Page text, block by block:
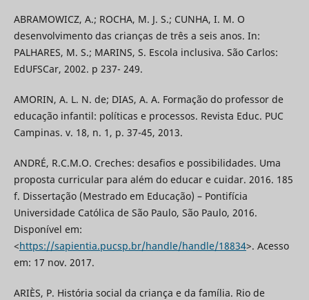
ABRAMOWICZ, A.; ROCHA, M. J. S.; CUNHA, I. M. O
desenvolvimento das crianças de três a seis anos. In:
PALHARES, M. S.; MARINS, S. Escola inclusiva. São Carlos:
EdUFSCar, 2002. p 237- 249.
AMORIN, A. L. N. de; DIAS, A. A. Formação do professor de
educação infantil: políticas e processos. Revista Educ. PUC
Campinas. v. 18, n. 1, p. 37-45, 2013.
ANDRÉ, R.C.M.O. Creches: desafios e possibilidades. Uma
proposta curricular para além do educar e cuidar. 2016. 185
f. Dissertação (Mestrado em Educação) – Pontifícia
Universidade Católica de São Paulo, São Paulo, 2016.
Disponível em:
<https://sapientia.pucsp.br/handle/handle/18834>. Acesso
em: 17 nov. 2017.
ARIÈS, P. História social da criança e da família. Rio de